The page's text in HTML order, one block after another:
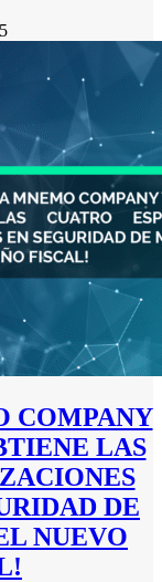
COMPANY
LAS
DE
NUEVO